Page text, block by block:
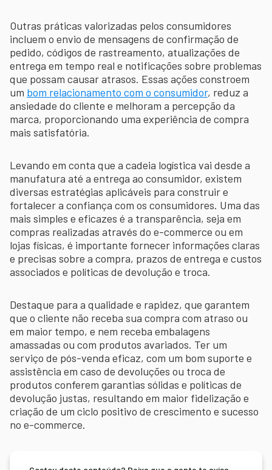
Outras práticas valorizadas pelos consumidores
incluem o envio de mensagens de confirmação de
pedido, códigos de rastreamento, atualizações de
entrega em tempo real e notificações sobre problemas
que possam causar atrasos. Essas ações constroem
um bom relacionamento com o consumidor, reduz a
ansiedade do cliente e melhoram a percepção da
marca, proporcionando uma experiência de compra
mais satisfatória.
Levando em conta que a cadeia logística vai desde a
manufatura até a entrega ao consumidor, existem
diversas estratégias aplicáveis para construir e
fortalecer a confiança com os consumidores. Uma das
mais simples e eficazes é a transparência, seja em
compras realizadas através do e-commerce ou em
lojas físicas, é importante fornecer informações claras
e precisas sobre a compra, prazos de entrega e custos
associados e políticas de devolução e troca.
Destaque para a qualidade e rapidez, que garantem
que o cliente não receba sua compra com atraso ou
em maior tempo, e nem receba embalagens
amassadas ou com produtos avariados. Ter um
serviço de pós-venda eficaz, com um bom suporte e
assistência em caso de devoluções ou troca de
produtos conferem garantias sólidas e políticas de
devolução justas, resultando em maior fidelização e
criação de um ciclo positivo de crescimento e sucesso
no e-commerce.